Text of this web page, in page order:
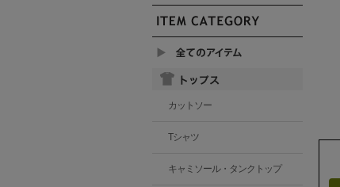
カットソー
Tシャツ
キャミソール・タンクトップ